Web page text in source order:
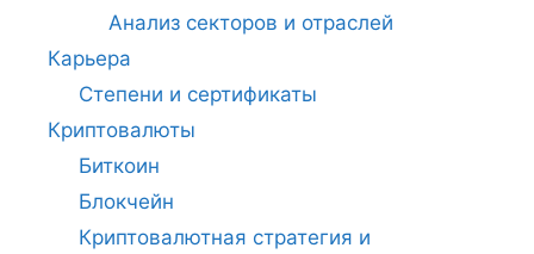
Анализ секторов и отраслей
Карьера
Степени и сертификаты
Криптовалюты
Биткоин
Блокчейн
Криптовалютная стратегия и